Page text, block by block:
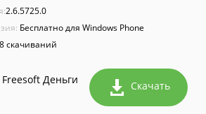
2.6.5725.0
Бесплатно для Windows Phone
скачиваний
Деньги
Скачать